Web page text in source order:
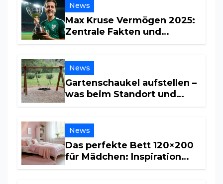
News
Max Kruse Vermögen 2025:
Zentrale Fakten und
News
Gartenschaukel aufstellen –
was beim Standort und
News
Das perfekte Bett 120×200
für Mädchen: Inspiration